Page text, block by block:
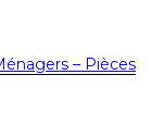
– Pièces